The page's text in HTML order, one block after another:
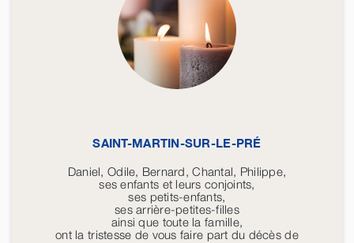
SAINT-MARTIN-SUR-LE-PRÉ
Daniel, Odile, Bernard, Chantal, Philippe,
ses enfants et leurs conjoints,
ses petits-enfants,
ses arrière-petites-filles
ainsi que toute la famille,
ont la tristesse de vous faire part du décès de